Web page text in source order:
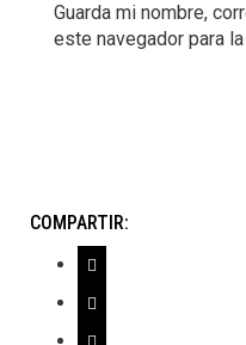
Guarda mi nombre,
este navegador para
COMPARTIR: